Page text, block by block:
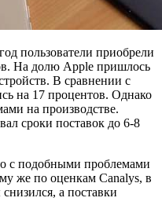
пользователи приобрели
На долю Apple пришлось
В сравнении с
на 17 процентов. Однако
на производстве.
сроки поставок до 6-8
с подобными проблемами
же по оценкам Canalys, в
а поставки